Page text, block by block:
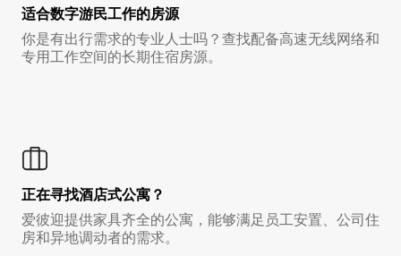
适合数字游民工作的房源
你是有出行需求的专业人士吗？查找配备高速无线网络和
专用工作空间的长期住宿房源。
正在寻找酒店式公寓？
爱彼迎提供家具齐全的公寓，能够满足员工安置、公司住
房和异地调动者的需求。